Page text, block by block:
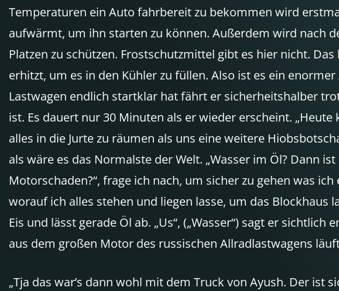
Temperaturen ein Auto fahrbereit zu bekommen wird
aufwärmt, um ihn starten zu können. Außerdem wird nach
Platzen zu schützen. Frostschutzmittel gibt es hier nicht.
erhitzt, um es in den Kühler zu füllen. Also ist es ein
Lastwagen endlich startklar hat fährt er sicherheitshalber
ist. Es dauert nur 30 Minuten als er wieder erscheint.
alles in die Jurte zu räumen als uns eine weitere
als wäre es das Normalste der Welt. „Wasser im Öl? Dann
Motorschaden?“, frage ich nach, um sicher zu gehen was
worauf ich alles stehen und liegen lasse, um das Blockhaus
Eis und lässt gerade Öl ab. „Us“, („Wasser“) sagt er
aus dem großen Motor des russischen Allradlastwagens
„Tja das war’s dann wohl mit dem Truck von Ayush. Der ist